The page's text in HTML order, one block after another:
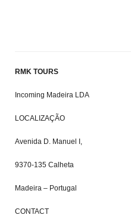
RMK TOURS
Incoming Madeira LDA
LOCALIZAÇÃO
Avenida D. Manuel I,
9370-135 Calheta
Madeira – Portugal
CONTACT